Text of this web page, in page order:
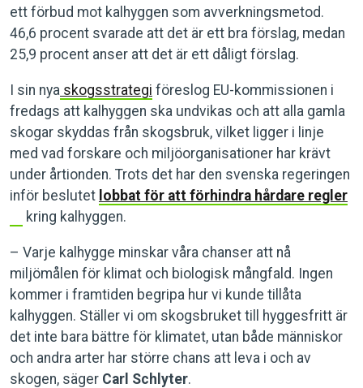
ett förbud mot kalhyggen som avverkningsmetod.
46,6 procent svarade att det är ett bra förslag, medan
25,9 procent anser att det är ett dåligt förslag.
I sin nya skogsstrategi föreslog EU-kommissionen i
fredags att kalhyggen ska undvikas och att alla gamla
skogar skyddas från skogsbruk, vilket ligger i linje
med vad forskare och miljöorganisationer har krävt
under årtionden. Trots det har den svenska regeringen
inför beslutet lobbat för att förhindra hårdare regler
kring kalhyggen.
– Varje kalhygge minskar våra chanser att nå
miljömålen för klimat och biologisk mångfald. Ingen
kommer i framtiden begripa hur vi kunde tillåta
kalhyggen. Ställer vi om skogsbruket till hyggesfritt är
det inte bara bättre för klimatet, utan både människor
och andra arter har större chans att leva i och av
skogen, säger Carl Schlyter.